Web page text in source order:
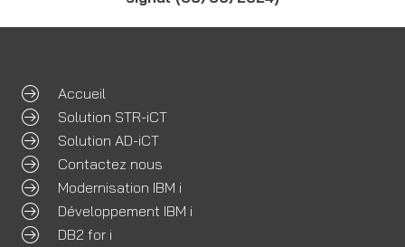
Accueil
Solution STR-iCT
Solution AD-iCT
Contactez nous
Modernisation IBM i
Développement IBM i
DB2 for i